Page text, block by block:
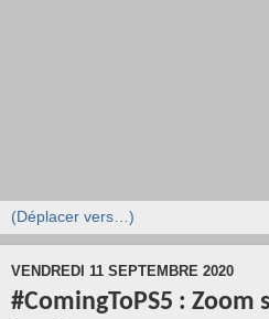
VENDREDI 11 SEPTEMBRE 2020
#ComingToPS5 : Zoom